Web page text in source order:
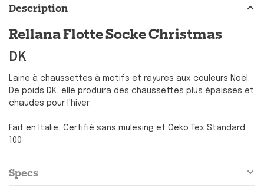
Description
Rellana Flotte Socke Christmas
DK
Laine à chaussettes à motifs et rayures aux couleurs Noël.
De poids DK, elle produira des chaussettes plus épaisses et
chaudes pour l'hiver.
Fait en Italie, Certifié sans mulesing et Oeko Tex Standard
100
Specs